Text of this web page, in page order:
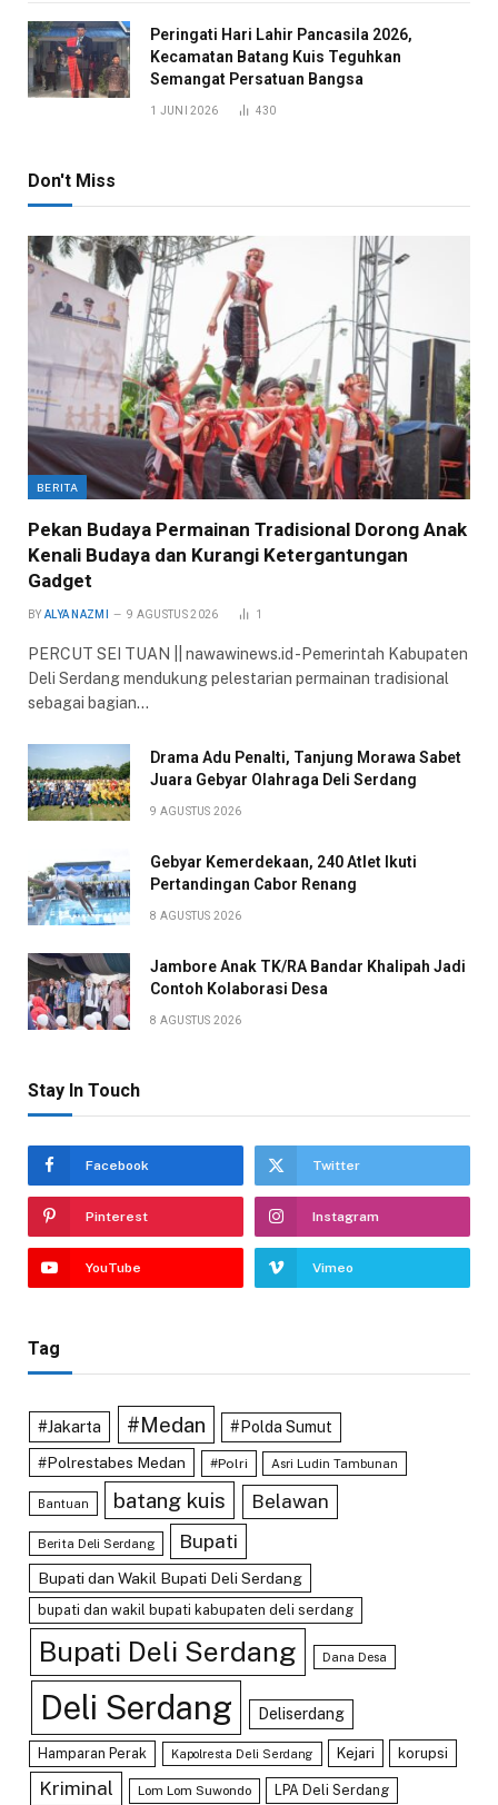
Peringati Hari Lahir Pancasila 2026,
Kecamatan Batang Kuis Teguhkan
Semangat Persatuan Bangsa
1 JUNI 2026 430
Don't Miss
BERITA
Pekan Budaya Permainan Tradisional Dorong Anak
Kenali Budaya dan Kurangi Ketergantungan
Gadget
BY ALYA NAZMI 9 AGUSTUS 2026 1
PERCUT SEI TUAN || nawawinews.id -Pemerintah Kabupaten
Deli Serdang mendukung pelestarian permainan tradisional
sebagai bagian…
Drama Adu Penalti, Tanjung Morawa Sabet
Juara Gebyar Olahraga Deli Serdang
9 AGUSTUS 2026
Gebyar Kemerdekaan, 240 Atlet Ikuti
Pertandingan Cabor Renang
8 AGUSTUS 2026
Jambore Anak TK/RA Bandar Khalipah Jadi
Contoh Kolaborasi Desa
8 AGUSTUS 2026
Stay In Touch
Facebook Twitter
Pinterest Instagram
YouTube Vimeo
Tag
#Jakarta #Medan
#Polda Sumut
#Polrestabes Medan
#Polri Asri Ludin Tambunan
Bantuan batang kuis Belawan
Berita Deli Serdang Bupati
Bupati dan Wakil Bupati Deli Serdang
bupati dan wakil bupati kabupaten deli serdang
Bupati Deli Serdang Dana Desa
Deli Serdang Deliserdang
Hamparan Perak Kapolresta Deli Serdang Kejari korupsi
Kriminal Lom Lom Suwondo LPA Deli Serdang